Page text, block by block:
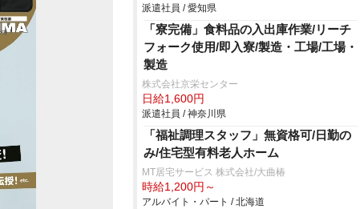
派遣社員 / 愛知県
「寮完備」食料品の入出庫作業/リーチ
フォーク使用/即入寮/製造・工場/工場・
製造
株式会社京栄センター
日給1,600円
派遣社員 / 神奈川県
「福祉調理スタッフ」無資格可/日勤の
み/住宅型有料老人ホーム
MT居宅サービス 株式会社/大曲椿
時給1,200円～
アルバイト・パート / 北海道